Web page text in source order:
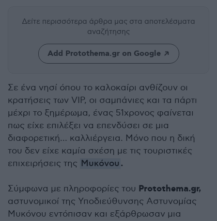
Δείτε περισσότερα άρθρα μας στα αποτελέσματα
αναζήτησης
Add Protothema.gr on Google
Σε ένα νησί όπου το καλοκαίρι ανθίζουν οι
κρατήσεις των VIP, οι σαμπάνιες και τα πάρτι
μέχρι το ξημέρωμα, ένας 51χρονος φαίνεται
πως είχε επιλέξει να επενδύσει σε μια
διαφορετική… καλλιέργεια. Μόνο που η δική
του δεν είχε καμία σχέση με τις τουριστικές
επιχειρήσεις της Μυκόνου .
Σύμφωνα με πληροφορίες του Protothema.gr,
αστυνομικοί της Υποδιεύθυνσης Αστυνομίας
Μυκόνου εντόπισαν και εξάρθρωσαν μια